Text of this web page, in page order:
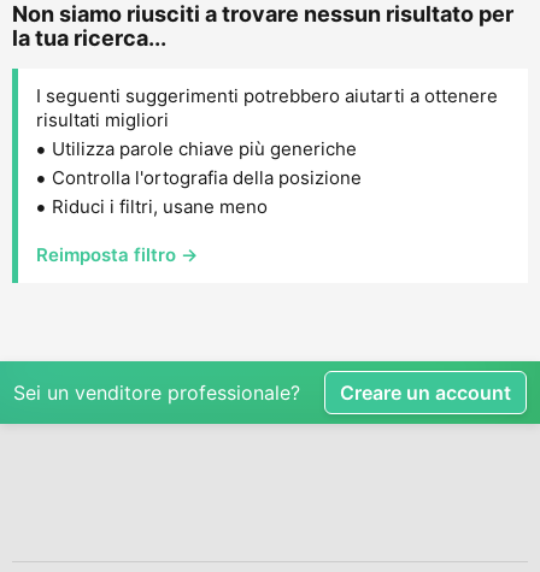
Non siamo riusciti a trovare nessun risultato per
la tua ricerca...
I seguenti suggerimenti potrebbero aiutarti a ottenere
risultati migliori
Utilizza parole chiave più generiche
Controlla l'ortografia della posizione
Riduci i filtri, usane meno
Reimposta filtro →
Sei un venditore professionale? Creare un account